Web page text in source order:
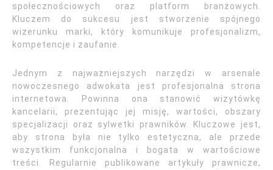
społecznościowych oraz platform branżowych.
Kluczem do sukcesu jest stworzenie spójnego
wizerunku marki, który komunikuje profesjonalizm,
kompetencje i zaufanie.
Jednym z najważniejszych narzędzi w arsenale
nowoczesnego adwokata jest profesjonalna strona
internetowa. Powinna ona stanowić wizytówkę
kancelarii, prezentując jej misję, wartości, obszary
specjalizacji oraz sylwetki prawników. Kluczowe jest,
aby strona była nie tylko estetyczna, ale przede
wszystkim funkcjonalna i bogata w wartościowe
treści. Regularnie publikowane artykuły prawnicze,